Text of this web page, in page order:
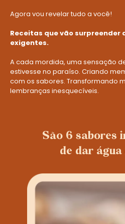
Agora vou revelar tudo a você!
Receitas que vão surpreender
exigentes.
A cada mordida, uma sensação
estivesse no paraíso. Criando
com os sabores. Transformando
lembranças inesquecíveis.
São 6 sabores
de dar água